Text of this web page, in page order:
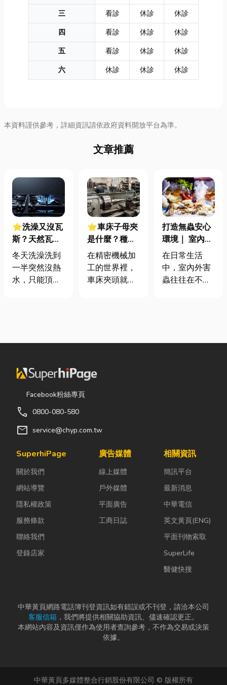
三
看診 休診
休診
四
看診 休診
休診
五
看診 休診
休診
六
休診 休診 休診
本資料謹供參考，詳細資訊請依政府資料開放平台為準。
文章推薦
⭐洗澡又沒瓦
斯？天然瓦斯
是什麼、費用
怎麼算？家庭
能源選擇與配
冬天洗澡洗到
一半突然沒熱
水，只能頂著
共同噩夢。隨
質提升，越來
越多屋主在老
屋翻修或新屋
規劃天然氣配
管工程。到底
麼？它跟傳統
裝瓦斯有什麼
差別？天然瓦
斯...
⭐車床子母夾
是什麼？種
類、規格挑選
與台灣採購推
薦完整指南
在精密機械加
工的世界裡，
車床夾頭就像
的工件。然
異形材或精密
大量時間拆裝
這時，車床子
雙手能快速更
換「專屬工
具」的...
打造無蟲安心
環境｜ 室內外
害蟲防治全攻
略
在日常生活
中，室內外害
蟲往往在不知
渣或積水，容
吸引白蟻、蛾
藏匿，不僅影
響環境整潔，
更可能...
Facebook粉絲專頁
call 0800-080-580
mail service@chyp.com.tw
SuperhiPage
關於我們
網站導覽
隱私權政策
服務條款
聯絡我們
登錄店家
廣告媒體
線上媒體
戶外媒體
平面廣告
工商日誌
相關資訊
簡訊平台
最新消息
中華電信
英文黃頁(ENG)
平面刊物索取
SuperLife
醫健快搜
中華黃頁網路電話簿刊登資訊如有錯誤或不刊登，請洽本公司
客服信箱 ，我們將提供相關協助資訊、儘速確認更正。
本網站內容及資訊僅作為使用者查詢參考，不作為交易或決策
依據。
中華黃頁多媒體整合行銷股份有限公司 © 版權所有